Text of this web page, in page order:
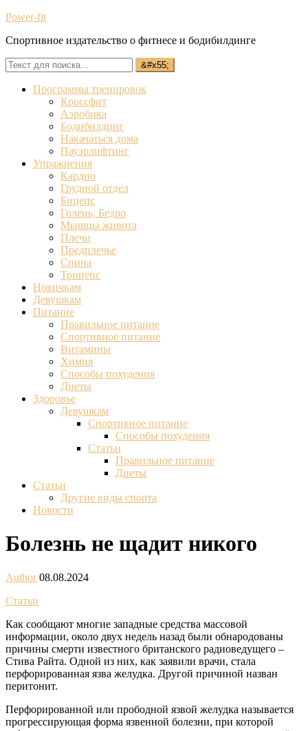
Power-fit
Спортивное издательство о фитнесе и бодибилдинге
Программы тренировок
Кроссфит
Аэробика
Бодибилдинг
Накачаться дома
Пауэрлифтинг
Упражнения
Кардио
Грудной отдел
Бицепс
Голень, Бедро
Мышцы живота
Плечи
Предплечье
Спина
Трицепс
Новичкам
Девушкам
Питание
Правильное питание
Спортивное питание
Витамины
Химия
Способы похудения
Диеты
Здоровье
Девушкам
Спортивное питание
Способы похудения
Статьи
Правильное питание
Диеты
Статьи
Другие виды спорта
Новости
Болезнь не щадит никого
Author 08.08.2024
Статьи
Как сообщают многие западные средства массовой
информации, около двух недель назад были обнародованы
причины смерти известного британского радиоведущего –
Стива Райта. Одной из них, как заявили врачи, стала
перфорированная язва желудка. Другой причиной назван
перитонит.
Перфорированной или прободной язвой желудка называется
прогрессирующая форма язвенной болезни, при которой